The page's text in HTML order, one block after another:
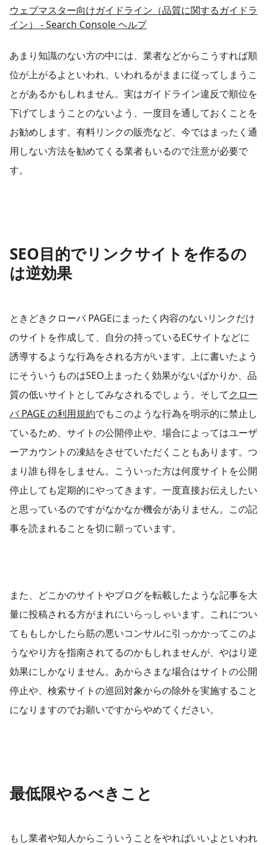
ウェブマスター向けガイドライン（品質に関するガイドラ
イン） - Search Console ヘルプ
あまり知識のない方の中には、業者などからこうすれば順
位が上がるよといわれ、いわれるがままに従ってしまうこ
とがあるかもしれません。実はガイドライン違反で順位を
下げてしまうことのないよう、一度目を通しておくことを
お勧めします。有料リンクの販売など、今ではまったく通
用しない方法を勧めてくる業者もいるので注意が必要で
す。
SEO目的でリンクサイトを作るの
は逆効果
ときどきクローバ PAGEにまったく内容のないリンクだけ
のサイトを作成して、自分の持っているECサイトなどに
誘導するような行為をされる方がいます。上に書いたよう
にそういうものはSEO上まったく効果がないばかりか、品
質の低いサイトとしてみなされるでしょう。そしてクロー
バ PAGE の利用規約でもこのような行為を明示的に禁止し
ているため、サイトの公開停止や、場合によってはユーザ
ーアカウントの凍結をさせていただくこともあります。つ
まり誰も得をしません。こういった方は何度サイトを公開
停止しても定期的にやってきます。一度直接お伝えしたい
と思っているのですがなかなか機会がありません。この記
事を読まれることを切に願っています。
また、どこかのサイトやブログを転載したような記事を大
量に投稿される方がまれにいらっしゃいます。これについ
てももしかしたら筋の悪いコンサルに引っかかってこのよ
うなやり方を指南されてるのかもしれませんが、やはり逆
効果にしかなりません。あからさまな場合はサイトの公開
停止や、検索サイトの巡回対象からの除外を実施すること
になりますのでお願いですからやめてください。
最低限やるべきこと
もし業者や知人からこういうことをやればいいよといわれ